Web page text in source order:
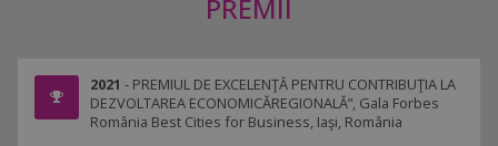
PREMII
2021 - PREMIUL DE EXCELENŢĂ PENTRU CONTRIBUŢIA LA
DEZVOLTAREA ECONOMICĂREGIONALĂ”, Gala Forbes
România Best Cities for Business, Iaşi, România